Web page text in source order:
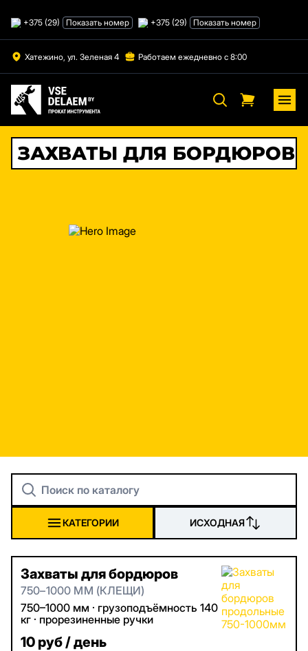
content
+375 (29) Показать номер +375 (29) Показать номер
Хатежино, ул. Зеленая 4 Работаем ежедневно с 8:00
ЗАХВАТЫ ДЛЯ БОРДЮРОВ
Поиск
по
каталогу КАТЕГОРИИ ИСХОДНАЯ
Захваты для бордюров
750–1000 ММ (КЛЕЩИ)
750–1000 мм · грузоподъёмность 140
кг · прорезиненные ручки
10 руб / день